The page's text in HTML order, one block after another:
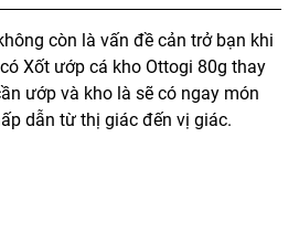
còn là vấn đề cản trở bạn khi
Xốt ướp cá kho Ottogi 80g thay
ướp và kho là sẽ có ngay món
dẫn từ thị giác đến vị giác.